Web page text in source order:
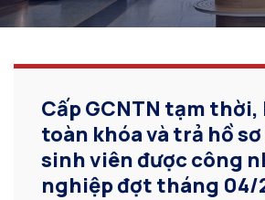
04/2025
Cấp GCNTN tạm
toàn khóa và trả hồ sơ
sinh viên được công
nghiệp đợt tháng 04/